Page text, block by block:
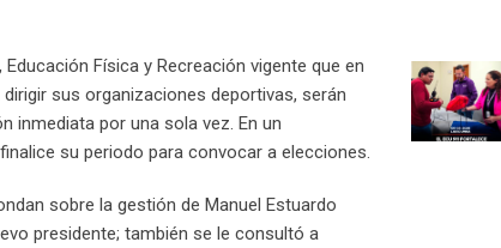
Física y Recreación vigente que en
sus organizaciones deportivas, serán
inmediata por una sola vez. En un
su periodo para convocar a elecciones.
sobre la gestión de Manuel Estuardo
presidente; también se le consultó a